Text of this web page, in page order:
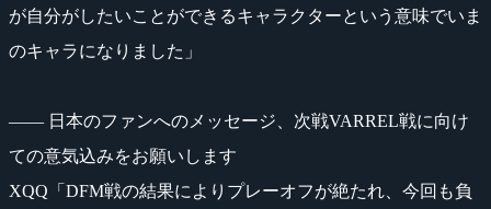
が自分がしたいことができるキャラクターという意味でいま
のキャラになりました」
―― 日本のファンへのメッセージ、次戦VARREL戦に向け
ての意気込みをお願いします
XQQ「DFM戦の結果によりプレーオフが絶たれ、今回も負